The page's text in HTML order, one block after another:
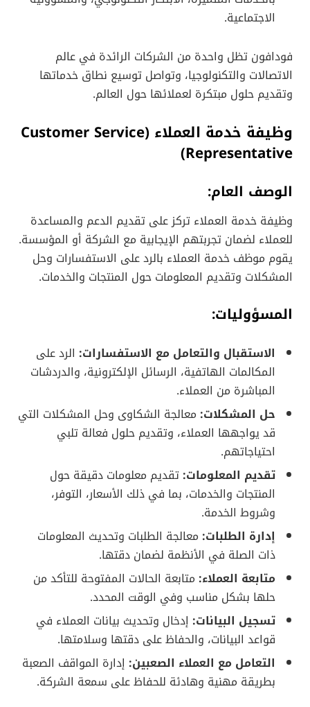
الاجتماعية.
فودافون تظل واحدة من الشركات الرائدة في عالم
الاتصالات والتكنولوجيا، وتواصل توسيع نطاق خدماتها
وتقديم حلول مبتكرة لعملائها حول العالم.
وظيفة خدمة العملاء (Customer Service
Representative)
الوصف العام:
وظيفة خدمة العملاء تركز على تقديم الدعم والمساعدة
للعملاء لضمان تجربتهم الإيجابية مع الشركة أو المؤسسة.
يقوم موظف خدمة العملاء بالرد على الاستفسارات وحل
المشكلات وتقديم المعلومات حول المنتجات والخدمات.
المسؤوليات:
الاستقبال والتعامل مع الاستفسارات: الرد على
المكالمات الهاتفية، الرسائل الإلكترونية، والدردشات
المباشرة من العملاء.
حل المشكلات: معالجة الشكاوى وحل المشكلات التي
قد يواجهها العملاء، وتقديم حلول فعالة تلبي
احتياجاتهم.
تقديم المعلومات: تقديم معلومات دقيقة حول
المنتجات والخدمات، بما في ذلك الأسعار، التوفر،
وشروط الخدمة.
إدارة الطلبات: معالجة الطلبات وتحديث المعلومات
ذات الصلة في الأنظمة لضمان دقتها.
متابعة العملاء: متابعة الحالات المفتوحة للتأكد من
حلها بشكل مناسب وفي الوقت المحدد.
تسجيل البيانات: إدخال وتحديث بيانات العملاء في
قواعد البيانات، والحفاظ على دقتها وسلامتها.
التعامل مع العملاء الصعبين: إدارة المواقف الصعبة
بطريقة مهنية وهادئة للحفاظ على سمعة الشركة.